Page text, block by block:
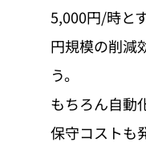
5,000円/時と
円規模の削減
う。
もちろん自動
保守コストも